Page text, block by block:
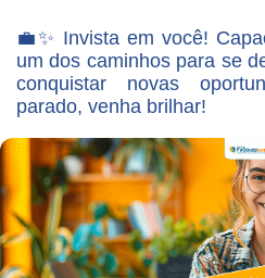
💼✨ Invista em você!
um dos caminhos para se
conquistar novas
parado, venha brilhar!